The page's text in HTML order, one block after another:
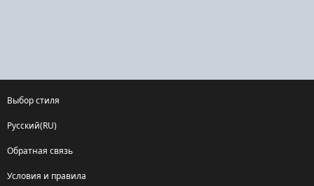
Выбор стиля
Русский(RU)
Обратная связь
Условия и правила